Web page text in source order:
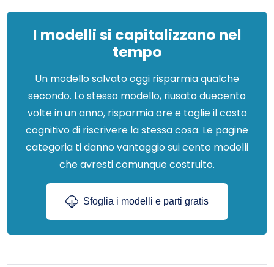
I modelli si capitalizzano nel
tempo
Un modello salvato oggi risparmia qualche
secondo. Lo stesso modello, riusato duecento
volte in un anno, risparmia ore e toglie il costo
cognitivo di riscrivere la stessa cosa. Le pagine
categoria ti danno vantaggio sui cento modelli
che avresti comunque costruito.
Sfoglia i modelli e parti gratis